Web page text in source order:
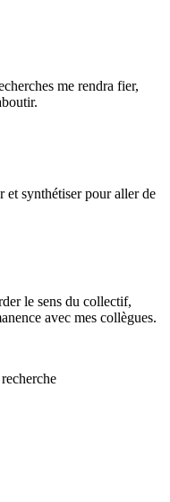
me rendra fier,
et synthétiser pour aller de
le sens du collectif,
avec mes collègues.